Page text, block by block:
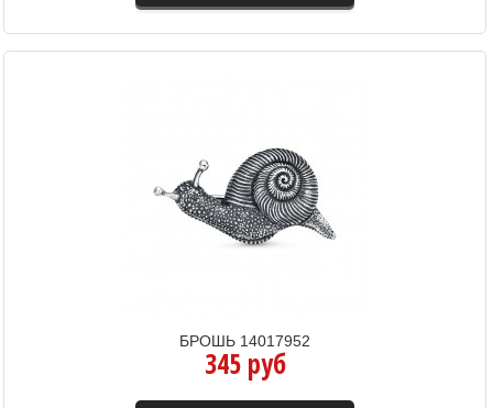
БРОШЬ 14017952
345 руб